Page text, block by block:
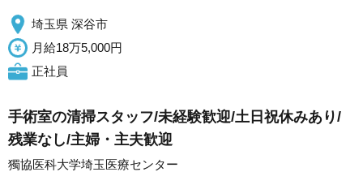
埼玉県 深谷市
月給18万5,000円
正社員
手術室の清掃スタッフ/未経験歓迎/土日祝休みあり/
残業なし/主婦・主夫歓迎
獨協医科大学埼玉医療センター